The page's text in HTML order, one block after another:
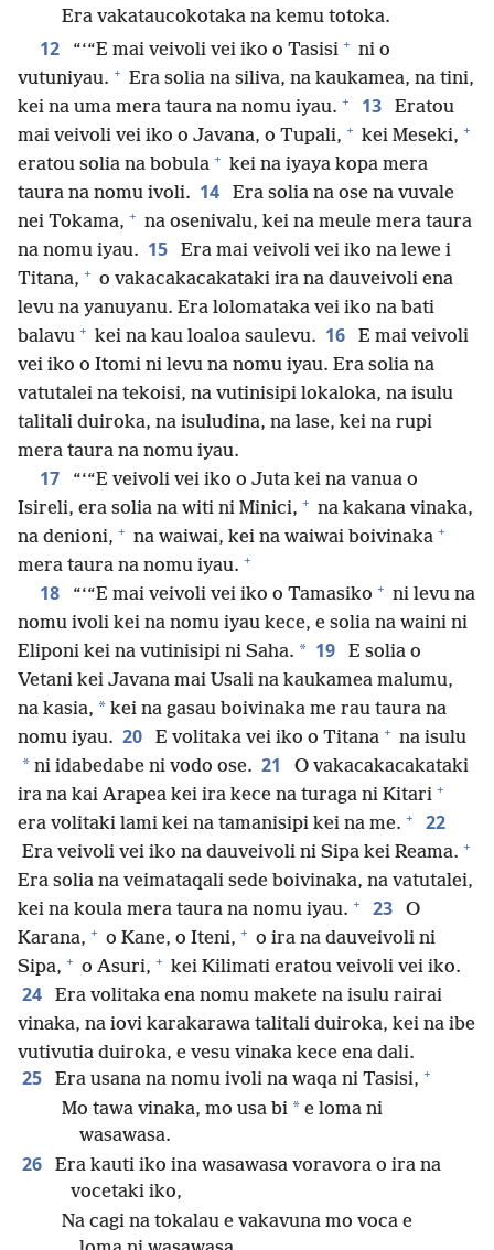
Era vakataucokotaka na kemu totoka.
12 “‘“E mai veivoli vei iko o Tasisi + ni o
vutuniyau. + Era solia na siliva, na kaukamea, na tini,
kei na uma mera taura na nomu iyau. + 13
Eratou
mai veivoli vei iko o Javana, o Tupali, + kei Meseki, +
eratou solia na bobula + kei na iyaya kopa mera
taura na nomu ivoli. 14
Era solia na ose na vuvale
nei Tokama, + na osenivalu, kei na meule mera taura
na nomu iyau. 15
Era mai veivoli vei iko na lewe i
Titana, + o vakacakacakataki ira na dauveivoli ena
levu na yanuyanu. Era lolomataka vei iko na bati
balavu + kei na kau loaloa saulevu. 16
E mai veivoli
vei iko o Itomi ni levu na nomu iyau. Era solia na
vatutalei na tekoisi, na vutinisipi lokaloka, na isulu
talitali duiroka, na isuludina, na lase, kei na rupi
mera taura na nomu iyau.
17
“‘“E veivoli vei iko o Juta kei na vanua o
Isireli, era solia na witi ni Minici, + na kakana vinaka,
na denioni, + na waiwai, kei na waiwai boivinaka +
mera taura na nomu iyau. +
18 “‘“E mai veivoli vei iko o Tamasiko + ni levu na
nomu ivoli kei na nomu iyau kece, e solia na waini ni
Eliponi kei na vutinisipi ni Saha. * 19
E solia o
Vetani kei Javana mai Usali na kaukamea malumu,
na kasia, * kei na gasau boivinaka me rau taura na
nomu iyau. 20 E volitaka vei iko o Titana + na isulu
* ni idabedabe ni vodo ose. 21
O vakacakacakataki
ira na kai Arapea kei ira kece na turaga ni Kitari +
era volitaki lami kei na tamanisipi kei na me. + 22
Era veivoli vei iko na dauveivoli ni Sipa kei Reama. +
Era solia na veimataqali sede boivinaka, na vatutalei,
kei na koula mera taura na nomu iyau. + 23
O
Karana, + o Kane, o Iteni, + o ira na dauveivoli ni
Sipa, + o Asuri, + kei Kilimati eratou veivoli vei iko.
24
Era volitaka ena nomu makete na isulu rairai
vinaka, na iovi karakarawa talitali duiroka, kei na ibe
vutivutia duiroka, e vesu vinaka kece ena dali.
25 Era usana na nomu ivoli na waqa ni Tasisi, +
Mo tawa vinaka, mo usa bi * e loma ni
wasawasa.
26
Era kauti iko ina wasawasa voravora o ira na
vocetaki iko,
Na cagi na tokalau e vakavuna mo voca e